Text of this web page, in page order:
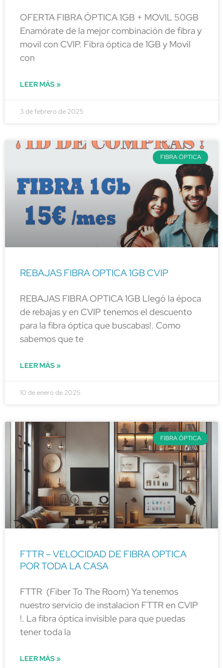
OFERTA FIBRA ÓPTICA 1GB + MOVIL 50GB
Enamórate de la mejor combinación de fibra y
movil con CVIP. Fibra óptica de 1GB y Movil
con
LEER MÁS »
3 de febrero de 2025
FIBRA ÓPTICA
REBAJAS FIBRA OPTICA 1GB CVIP
REBAJAS FIBRA OPTICA 1GB Llegó la época
de rebajas y en CVIP tenemos el descuento
para la fibra óptica que buscabas!. Como
sabemos que te
LEER MÁS »
10 de enero de 2025
FIBRA ÓPTICA
FTTR – VELOCIDAD DE FIBRA OPTICA
POR TODA LA CASA
FTTR (Fiber To The Room) Ya tenemos
nuestro servicio de instalacion FTTR en CVIP
!. La fibra óptica invisible para que puedas
tener toda la
LEER MÁS »